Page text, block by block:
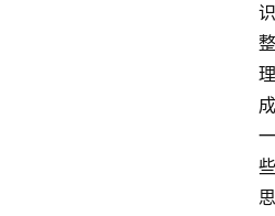
识
整
理
成
一
些
思